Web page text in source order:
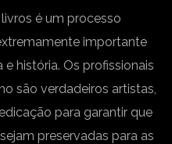
é um processo
importante
história. Os profissionais
são verdadeiros artistas,
para garantir que
preservadas para as